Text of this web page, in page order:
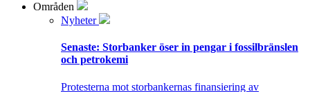
Områden
Nyheter
Senaste: Storbanker öser in pengar i fossilbränslen
och petrokemi
Protesterna mot storbankernas finansiering av